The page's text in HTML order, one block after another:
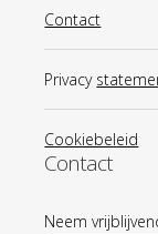
Contact
Privacy
Cookiebeleid
Contact
Neem